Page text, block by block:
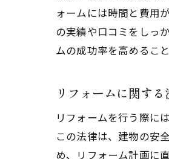
ォームには時間と費用
の実績や口コミをしっ
ムの成功率を高めるこ
リフォームに関す
リフォームを行う際に
この法律は、建物の安
め、リフォーム計画に